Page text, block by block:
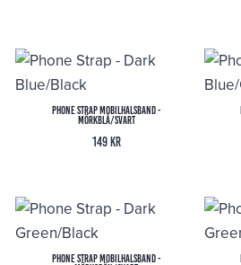
Phone Strap Mobilhalsband -
Mörkblå/Svart
149 kr
Phone Strap Mobilhalsband -